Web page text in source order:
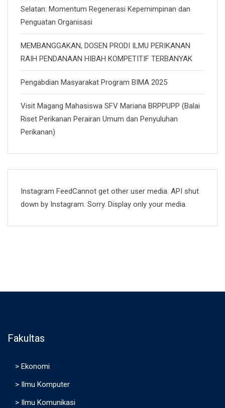
Selatan: Momentum Regenerasi Kepemimpinan dan
Penguatan Organisasi
MEMBANGGAKAN, DOSEN PRODI ILMU PERIKANAN
RAIH PENDANAAN HIBAH KOMPETITIF TERBANYAK
Pengabdian Masyarakat Program BIMA 2025
Visit Magang Mahasiswa SFV Mariana BRPPUPP (Balai
Riset Perikanan Perairan Umum dan Penyuluhan
Perikanan)
Instagram FeedCannot get other user media. API shut
down by Instagram. Sorry. Display only your media.
Fakultas
> Ekonomi
> Ilmu Komputer
> Ilmu Komunikasi